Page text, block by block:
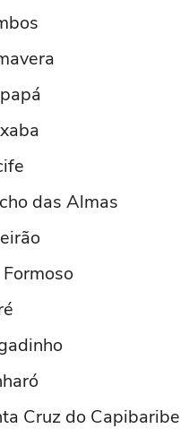
das Almas
Cruz do Capibaribe